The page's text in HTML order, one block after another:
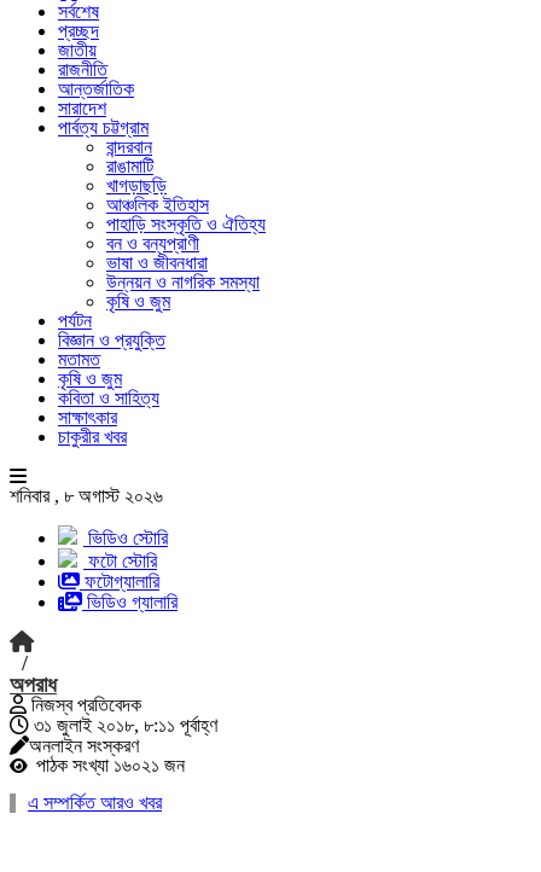
সর্বশেষ
প্রচ্ছদ
জাতীয়
রাজনীতি
আন্তর্জাতিক
সারাদেশ
পার্বত্য চট্টগ্রাম
বান্দরবান
রাঙামাটি
খাগড়াছড়ি
আঞ্চলিক ইতিহাস
পাহাড়ি সংস্কৃতি ও ঐতিহ্য
বন ও বন্যপ্রাণী
ভাষা ও জীবনধারা
উন্নয়ন ও নাগরিক সমস্যা
কৃষি ও জুম
পর্যটন
বিজ্ঞান ও প্রযুক্তি
মতামত
কৃষি ও জুম
কবিতা ও সাহিত্য
সাক্ষাৎকার
চাকুরীর খবর
শনিবার , ৮ অগাস্ট ২০২৬
ভিডিও স্টোরি
ফটো স্টোরি
ফটোগ্যালারি
ভিডিও গ্যালারি
/
অপরাধ
নিজস্ব প্রতিবেদক
৩১ জুলাই ২০১৮, ৮:১১ পূর্বাহ্ণ
অনলাইন সংস্করণ
পাঠক সংখ্যা ১৬০২১ জন
এ সম্পর্কিত আরও খবর